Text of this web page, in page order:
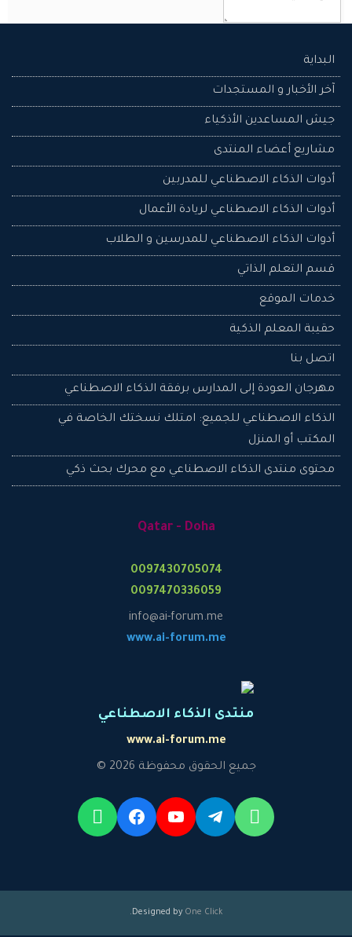
مع
بحث
ذكي
تسجيل
الدخول
اسم المستخدم
كلمة المرور
تذكرني
تسجيل الدخول
نسيت
كلمـة
نسيت
اسم
إنشاء
حساب
البداية
آخر الأخبار و المستجدات
جيش المساعدين اﻷذكياء
مشاريع أعضاء المنتدى
أدوات الذكاء الاصطناعي للمدربين
أدوات الذكاء الاصطناعي لريادة الأعمال
أدوات الذكاء الاصطناعي للمدرسين و الطلاب
قسم التعلم الذاتي
خدمات الموقع
حقيبة المعلم الذكية
اتصل بنا
مهرجان العودة إلى المدارس برفقة الذكاء الاصطناعي
الذكاء الاصطناعي للجميع: امتلك نسختك الخاصة في
المكتب أو المنزل
محتوى منتدى الذكاء الاصطناعي مع محرك بحث ذكي
Qatar - Doha
0097430705074
0097470336059
info@ai-forum.me
www.ai-forum.me
منتدى الذكاء الاصطناعي
www.ai-forum.me
جميع الحقوق محفوظة 2026 ©
Designed by One Click
.